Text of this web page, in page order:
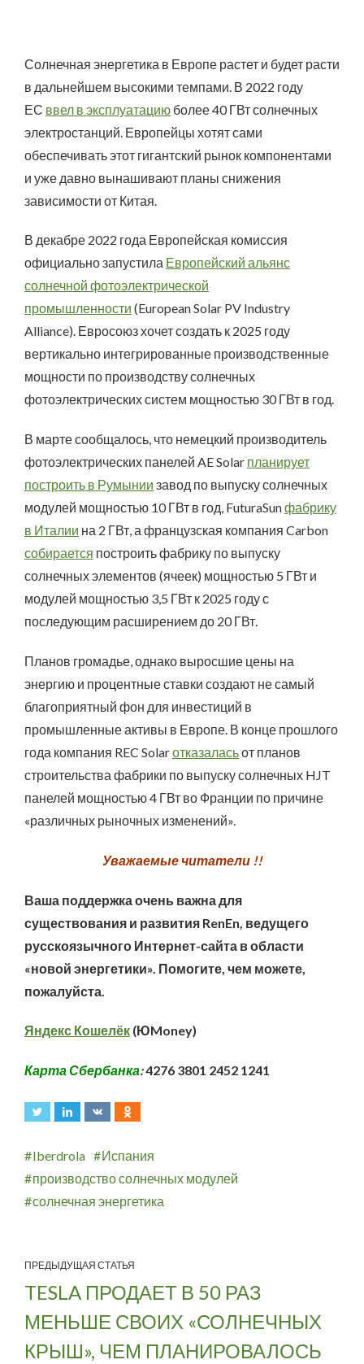
Солнечная энергетика в Европе растет и будет расти
в дальнейшем высокими темпами. В 2022 году
ЕС ввел в эксплуатацию более 40 ГВт солнечных
электростанций. Европейцы хотят сами
обеспечивать этот гигантский рынок компонентами
и уже давно вынашивают планы снижения
зависимости от Китая.
В декабре 2022 года Европейская комиссия
официально запустила Европейский альянс
солнечной фотоэлектрической
промышленности (European Solar PV Industry
Alliance). Евросоюз хочет создать к 2025 году
вертикально интегрированные производственные
мощности по производству солнечных
фотоэлектрических систем мощностью 30 ГВт в год.
В марте сообщалось, что немецкий производитель
фотоэлектрических панелей AE Solar планирует
построить в Румынии завод по выпуску солнечных
модулей мощностью 10 ГВт в год, FuturaSunфабрику
в Италии на 2 ГВт, а французская компания Carbon
собирается построить фабрику по выпуску
солнечных элементов (ячеек) мощностью 5 ГВт и
модулей мощностью 3,5 ГВт к 2025 году с
последующим расширением до 20 ГВт.
Планов громадье, однако выросшие цены на
энергию и процентные ставки создают не самый
благоприятный фон для инвестиций в
промышленные активы в Европе. В конце прошлого
года компания REC Solarотказаласьот планов
строительства фабрики по выпуску солнечных HJT
панелей мощностью 4 ГВт во Франции по причине
«различных рыночных изменений».
Уважаемые читатели !!
Ваша поддержка очень важна для
существования и развития RenEn, ведущего
русскоязычного Интернет-сайта в области
«новой энергетики». Помогите, чем можете,
пожалуйста.
Яндекс Кошелёк (ЮMoney)
Карта Сбербанка:4276 3801 2452 1241
Iberdrola
Испания
производство солнечных модулей
солнечная энергетика
ПРЕДЫДУЩАЯ СТАТЬЯ
TESLA ПРОДАЕТ В 50 РАЗ
МЕНЬШЕ СВОИХ «СОЛНЕЧНЫХ
КРЫШ», ЧЕМ ПЛАНИРОВАЛОСЬ